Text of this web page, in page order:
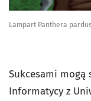
Lampart Panthera pardus
Sukcesami mogą
Informatycy z